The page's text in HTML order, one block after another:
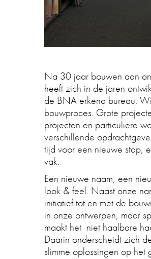
Na 30 jaar bouwen aan
heeft zich in de jaren
de BNA erkend bureau.
bouwproces. Grote
projecten en particuliere
verschillende
tijd voor een nieuwe stap,
vak.
Een nieuwe naam, een
look & feel. Naast onze
initiatief tot en met de
in onze ontwerpen, maar
maakt het niet haalbare
Daarin onderscheidt zich
slimme oplossingen op